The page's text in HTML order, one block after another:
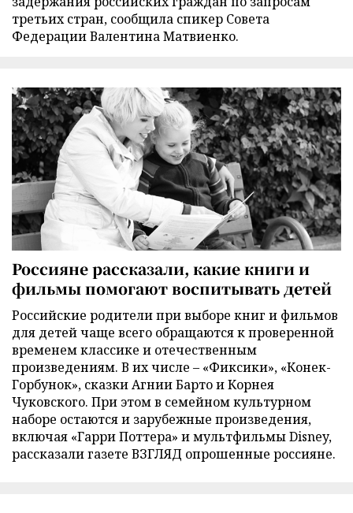
третьих стран, сообщила спикер Совета
Федерации Валентина Матвиенко.
Россияне рассказали, какие книги и
фильмы помогают воспитывать детей
Российские родители при выборе книг и фильмов
для детей чаще всего обращаются к проверенной
временем классике и отечественным
произведениям. В их числе – «Фиксики», «Конек-
Горбунок», сказки Агнии Барто и Корнея
Чуковского. При этом в семейном культурном
наборе остаются и зарубежные произведения,
включая «Гарри Поттера» и мультфильмы Disney,
рассказали газете ВЗГЛЯД опрошенные россияне.